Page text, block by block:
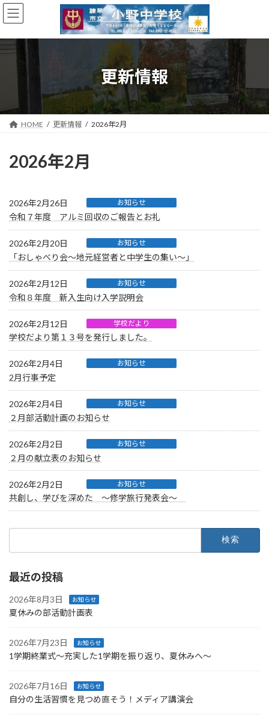
コ
ン
ン
プ
ナ
ビ
ー
動
更新情報
HOME 更新情報 2026年2月
2026年2月
2026年2月26日 お知らせ
令和７年度 アルミ回収のご報告とお礼
2026年2月20日 お知らせ
「おしゃべり会～地元経営者と中学生の集い～」
2026年2月12日 お知らせ
令和８年度 新入生向け入学説明会
2026年2月12日 学校だより
学校だより第１３号を発行しました。
2026年2月4日 お知らせ
2月行事予定
2026年2月4日 お知らせ
２月部活動計画のお知らせ
2026年2月2日 お知らせ
２月の献立表のお知らせ
2026年2月2日 お知らせ
共創し、学びを深めた 〜修学旅行発表会〜
最近の投稿
2026年8月3日 お知らせ
夏休みの部活動計画表
2026年7月23日 お知らせ
1学期終業式〜充実した1学期を振り返り、夏休みへ〜
2026年7月16日 お知らせ
自分の生活習慣を見つめ直そう！メディア講演会